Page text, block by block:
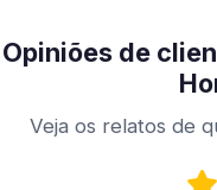
Opiniões de
Veja os relatos de